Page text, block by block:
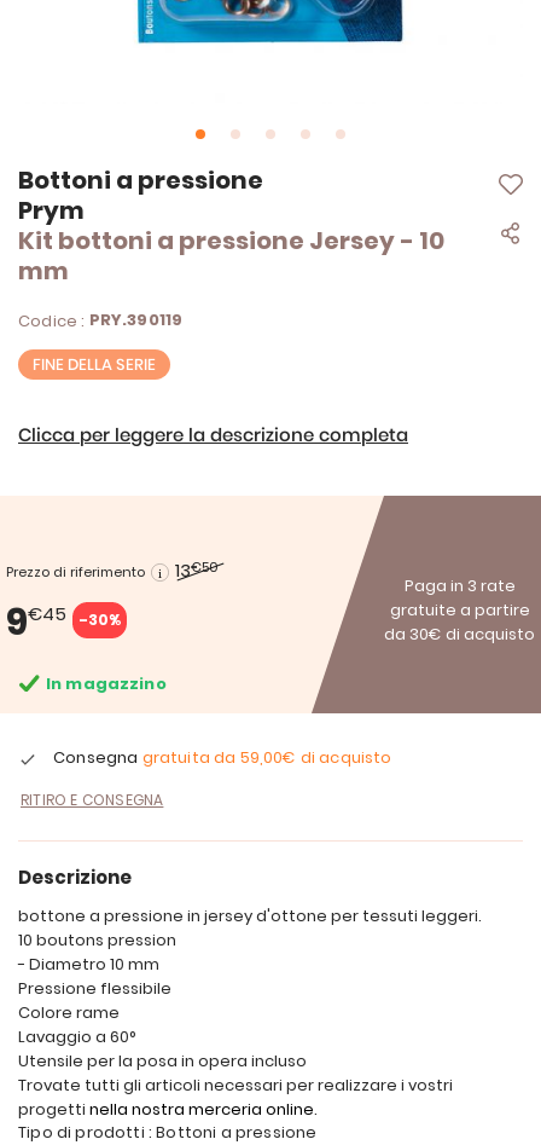
Bottoni a pressione
Prym
Kit bottoni a pressione Jersey - 10
mm
Codice : PRY.390119
FINE DELLA SERIE
Clicca per leggere la descrizione completa
Prezzo di riferimento 13€50
9€45 -30%
Paga in 3 rate
gratuite a partire
da 30€ di acquisto
In magazzino
Consegna gratuita da 59,00€ di acquisto
RITIRO E CONSEGNA
Vai
all'inizio
della
galleria
di
Descrizione
bottone a pressione in jersey d'ottone per tessuti leggeri.
10 boutons pression
- Diametro 10 mm
Pressione flessibile
Colore rame
Lavaggio a 60°
Utensile per la posa in opera incluso
Trovate tutti gli articoli necessari per realizzare i vostri
progetti nella nostra merceria online.
Tipo di prodotti : Bottoni a pressione